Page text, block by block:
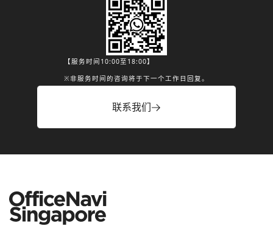
【服务时间10:00至18:00】
※非服务时间的咨询将于下一个工作日回复。
联系我们